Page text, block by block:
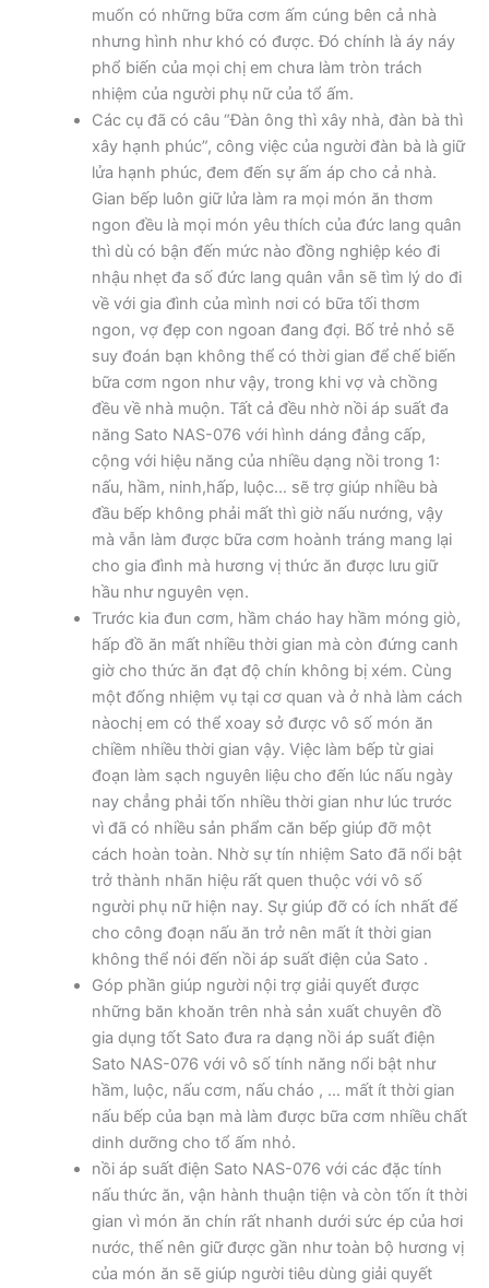
muốn có những bữa cơm ấm cúng bên cả nhà
nhưng hình như khó có được. Đó chính là áy náy
phổ biến của mọi chị em chưa làm tròn trách
nhiệm của người phụ nữ của tổ ấm.
Các cụ đã có câu “Đàn ông thì xây nhà, đàn bà thì
xây hạnh phúc”, công việc của người đàn bà là giữ
lửa hạnh phúc, đem đến sự ấm áp cho cả nhà.
Gian bếp luôn giữ lửa làm ra mọi món ăn thơm
ngon đều là mọi món yêu thích của đức lang quân
thì dù có bận đến mức nào đồng nghiệp kéo đi
nhậu nhẹt đa số đức lang quân vẫn sẽ tìm lý do đi
về với gia đình của mình nơi có bữa tối thơm
ngon, vợ đẹp con ngoan đang đợi. Bố trẻ nhỏ sẽ
suy đoán bạn không thể có thời gian để chế biến
bữa cơm ngon như vậy, trong khi vợ và chồng
đều về nhà muộn. Tất cả đều nhờ nồi áp suất đa
năng Sato NAS-076 với hình dáng đẳng cấp,
cộng với hiệu năng của nhiều dạng nồi trong 1:
nấu, hầm, ninh,hấp, luộc… sẽ trợ giúp nhiều bà
đầu bếp không phải mất thì giờ nấu nướng, vậy
mà vẫn làm được bữa cơm hoành tráng mang lại
cho gia đình mà hương vị thức ăn được lưu giữ
hầu như nguyên vẹn.
Trước kia đun cơm, hầm cháo hay hầm móng giò,
hấp đồ ăn mất nhiều thời gian mà còn đứng canh
giờ cho thức ăn đạt độ chín không bị xém. Cùng
một đống nhiệm vụ tại cơ quan và ở nhà làm cách
nàochị em có thể xoay sở được vô số món ăn
chiềm nhiều thời gian vậy. Việc làm bếp từ giai
đoạn làm sạch nguyên liệu cho đến lúc nấu ngày
nay chẳng phải tốn nhiều thời gian như lúc trước
vì đã có nhiều sản phẩm căn bếp giúp đỡ một
cách hoàn toàn. Nhờ sự tín nhiệm Sato đã nổi bật
trở thành nhãn hiệu rất quen thuộc với vô số
người phụ nữ hiện nay. Sự giúp đỡ có ích nhất để
cho công đoạn nấu ăn trở nên mất ít thời gian
không thể nói đến nồi áp suất điện của Sato .
Góp phần giúp người nội trợ giải quyết được
những băn khoăn trên nhà sản xuất chuyên đồ
gia dụng tốt Sato đưa ra dạng nồi áp suất điện
Sato NAS-076 với vô số tính năng nổi bật như
hầm, luộc, nấu cơm, nấu cháo , … mất ít thời gian
nấu bếp của bạn mà làm được bữa cơm nhiều chất
dinh dưỡng cho tổ ấm nhỏ.
nồi áp suất điện Sato NAS-076 với các đặc tính
nấu thức ăn, vận hành thuận tiện và còn tốn ít thời
gian vì món ăn chín rất nhanh dưới sức ép của hơi
nước, thế nên giữ được gần như toàn bộ hương vị
của món ăn sẽ giúp người tiêu dùng giải quyết